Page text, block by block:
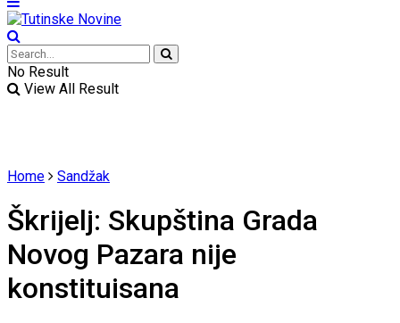
No Result
View All Result
Home Sandžak
Škrijelj: Skupština Grada
Novog Pazara nije
konstituisana